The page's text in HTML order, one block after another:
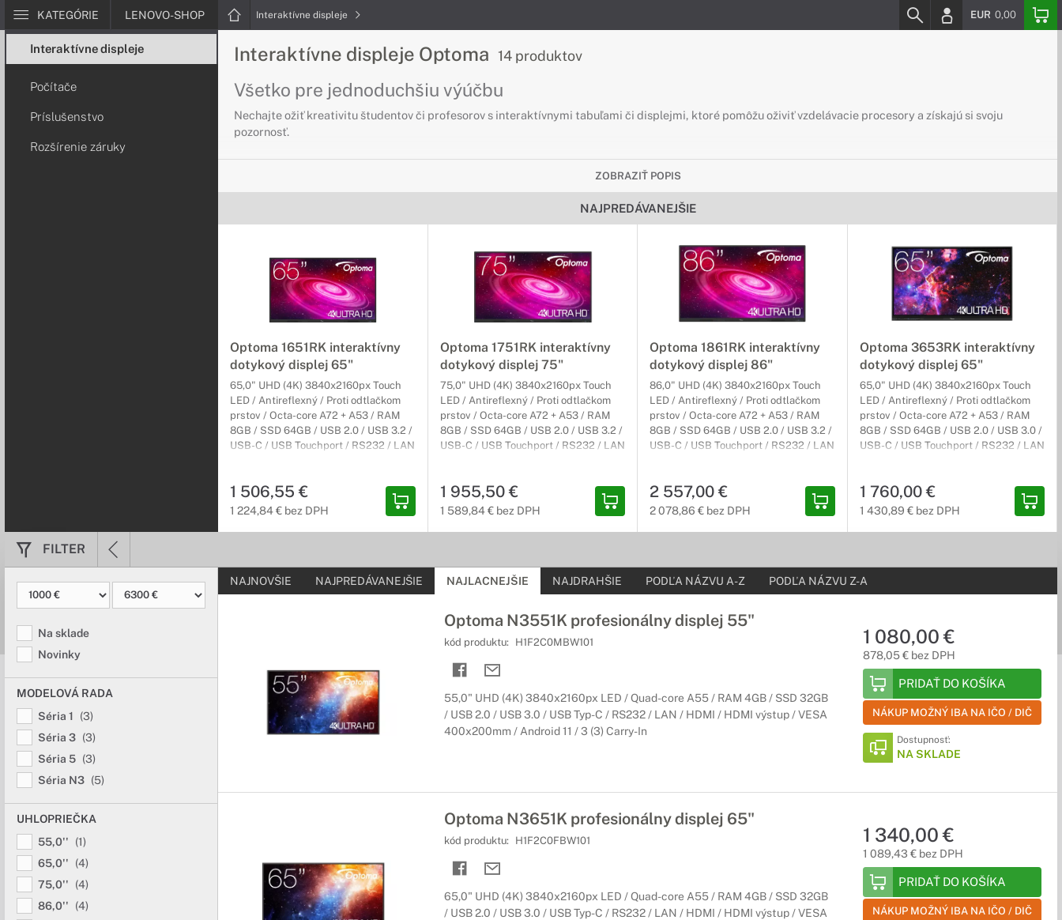
KATEGÓRIE LENOVO-SHOP Interaktívne displeje EUR 0,00
Interaktívne displeje
Počítače
Príslušenstvo
Rozšírenie záruky
Interaktívne displeje Optoma 14 produktov
Všetko pre jednoduchšiu výúčbu
Nechajte ožiť kreativitu študentov či profesorov s interaktívnymi tabuľami či displejmi, ktoré pomôžu oživiť vzdelávacie procesory a získajú si svoju
pozornosť.
Všetko, čo potrebujete k vášmu interaktívnemu displeju
Rozšírte použitie vašej interaktívnej tabule či displeja. So správnym príslušenstvom využijete svoje zariadenie na maximum a navyše skvelé doplnky
Počítače k displejom Optoma
Vylepšite možnosti vášho interaktívneho displeja
Optoma OPS je dokonalou odpoveďou na vaše rastúce požiadavky na výpočtový výkon. Tento ľahký zásuvný počítač je ideálne na to, aby ste z
interaktívneho plochého displeja Optoma Creative Touch vyťažili maximum.
Tabule k displejom Optoma
Optimálne riešenie k práci s interaktívnym displejom
Moderné magnetické tabule s vysoko odolným keramickým povrchom najvyššej kvality majú povrch upravený pre popis kriedou alebo fixkou. Pylónové
Rozšírenie záruky pre displeje Optoma
Rozšírenia záruky vám garantujú tú najlepšiu ochranu pre vaše interaktívne displeje, a zároveň šetria aj vašu peňaženku. V prípade servisnej udalosti bude
o vaše zariadenie skvelo postarané profesionálnymi technikmi.
ZOBRAZIŤ POPIS
NAJPREDÁVANEJŠIE
Optoma 1651RK interaktívny
dotykový displej 65"
65,0" UHD (4K) 3840x2160px Touch
LED / Antireflexný / Proti odtlačkom
prstov / Octa-core A72 + A53 / RAM
8GB / SSD 64GB / USB 2.0 / USB 3.2 /
USB-C / USB Touchport / RS232 / LAN
Android 14 / 3 (3) Carry-In
1 506,55 €
1 224,84 € bez DPH
Optoma 1751RK interaktívny
dotykový displej 75"
75,0" UHD (4K) 3840x2160px Touch
LED / Antireflexný / Proti odtlačkom
prstov / Octa-core A72 + A53 / RAM
8GB / SSD 64GB / USB 2.0 / USB 3.2 /
USB-C / USB Touchport / RS232 / LAN
Android 14 / 3 (3) Carry-In
1 955,50 €
1 589,84 € bez DPH
Optoma 1861RK interaktívny
dotykový displej 86"
86,0" UHD (4K) 3840x2160px Touch
LED / Antireflexný / Proti odtlačkom
prstov / Octa-core A72 + A53 / RAM
8GB / SSD 64GB / USB 2.0 / USB 3.2 /
USB-C / USB Touchport / RS232 / LAN
Android 14 / 3 (3) Carry-In
2 557,00 €
2 078,86 € bez DPH
Optoma 3653RK interaktívny
dotykový displej 65"
65,0" UHD (4K) 3840x2160px Touch
LED / Antireflexný / Proti odtlačkom
prstov / Octa-core A72 + A53 / RAM
8GB / SSD 64GB / USB 2.0 / USB 3.0 /
USB-C / USB Touchport / RS232 / LAN
Android 14 / 3 (3) Carry-In
1 760,00 €
1 430,89 € bez DPH
FILTER
Na sklade
Novinky
MODELOVÁ RADA
Séria 1
(3)
Séria 3 (3)
Séria 5 (3)
Séria N3 (5)
UHLOPRIEČKA
55,0''
(1)
65,0''
(4)
75,0''
(4)
86,0''
(4)
NAJNOVŠIE NAJPREDÁVANEJŠIE NAJLACNEJŠIE NAJDRAHŠIE PODĽA NÁZVU A-Z PODĽA NÁZVU Z-A
Optoma N3551K profesionálny displej 55"
kód produktu: H1F2C0MBW101
55,0" UHD (4K) 3840x2160px LED / Quad-core A55 / RAM 4GB / SSD 32GB
/ USB 2.0 / USB 3.0 / USB Typ-C / RS232 / LAN / HDMI / HDMI výstup / VESA
400x200mm / Android 11 / 3 (3) Carry-In
1 080,00 €
878,05 € bez DPH
PRIDAŤ DO KOŠÍKA
NÁKUP MOŽNÝ IBA NA IČO / DIČ
Dostupnosť:
NA SKLADE
Optoma N3651K profesionálny displej 65"
kód produktu: H1F2C0FBW101
65,0" UHD (4K) 3840x2160px LED / Quad-core A55 / RAM 4GB / SSD 32GB
/ USB 2.0 / USB 3.0 / USB Typ-C / RS232 / LAN / HDMI / HDMI výstup / VESA
1 340,00 €
1 089,43 € bez DPH
PRIDAŤ DO KOŠÍKA
NÁKUP MOŽNÝ IBA NA IČO / DIČ